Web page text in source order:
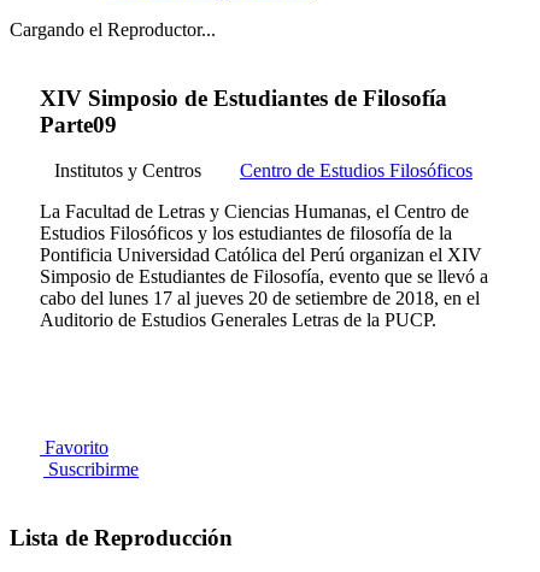
Cargando el Reproductor...
XIV Simposio de Estudiantes de Filosofía
Parte09
Institutos y Centros
Centro de Estudios Filosóficos
La Facultad de Letras y Ciencias Humanas, el Centro de
Estudios Filosóficos y los estudiantes de filosofía de la
Pontificia Universidad Católica del Perú organizan el XIV
Simposio de Estudiantes de Filosofía, evento que se llevó a
cabo del lunes 17 al jueves 20 de setiembre de 2018, en el
Auditorio de Estudios Generales Letras de la PUCP.
Favorito
Suscribirme
Lista de Reproducción